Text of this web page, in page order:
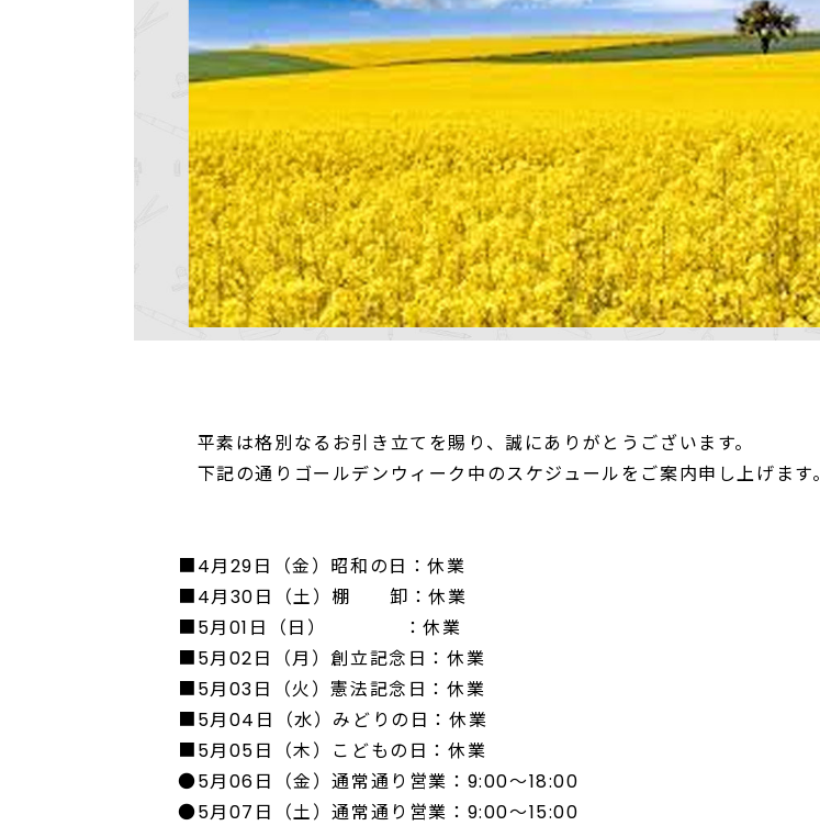
平素は格別なるお引き立てを賜り、誠にありがとうございます。
下記の通りゴールデンウィーク中のスケジュールをご案内申し上げます。
■4月29日（金）昭和の日：休業
■4月30日（土）棚 卸：休業
■5月01日（日） ：休業
■5月02日（月）創立記念日：休業
■5月03日（火）憲法記念日：休業
■5月04日（水）みどりの日：休業
■5月05日（木）こどもの日：休業
●5月06日（金）通常通り営業：9:00～18:00
●5月07日（土）通常通り営業：9:00～15:00